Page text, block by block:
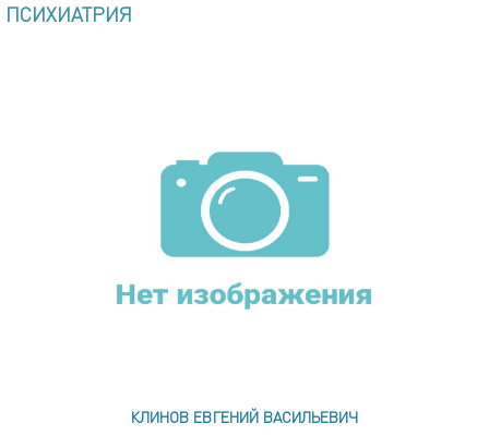
ПСИХИАТРИЯ
КЛИНОВ ЕВГЕНИЙ ВАСИЛЬЕВИЧ